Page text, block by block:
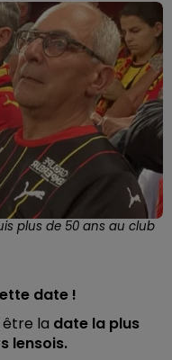
plus de 50 ans au club
date !
la date la plus
lensois.